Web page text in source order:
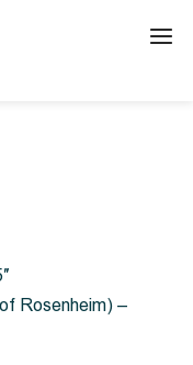
Rosenheim) –